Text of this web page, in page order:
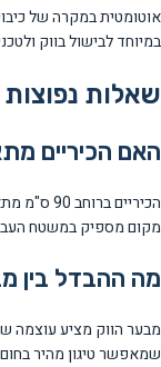
אוטומטית במקרה של
במיוחד לבישול בווק
שאלות נפוצות
האם הכיריים
הכיריים
מקום מספיק במשטח
מה ההבדל בין
שמאפשר טיגון מהיר